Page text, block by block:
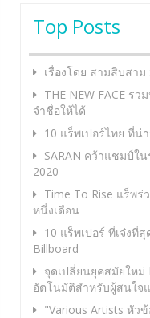
Top Posts
เรื่องโดย สามสิบสาม
THE NEW FACE ร
จำชื่อให้ได้
10 แร็พเปอร์ไทย ที่น่
SARAN คว้าแชมป์ใ
2020
Time To Rise แร็พ
หนึ่งเดือน
10 แร็พเปอร์ ที่เจ๋งที่
Billboard
จุดเปลี่ยนยุคสมัยใหม่
อัตโนมัติสำหรับผู้สนใจ
"Various Artists หัว